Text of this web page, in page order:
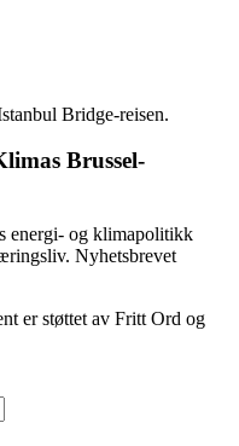
Bridge-reisen.
Brussel-
energi- og klimapolitikk
Nyhetsbrevet
er støttet av Fritt Ord og